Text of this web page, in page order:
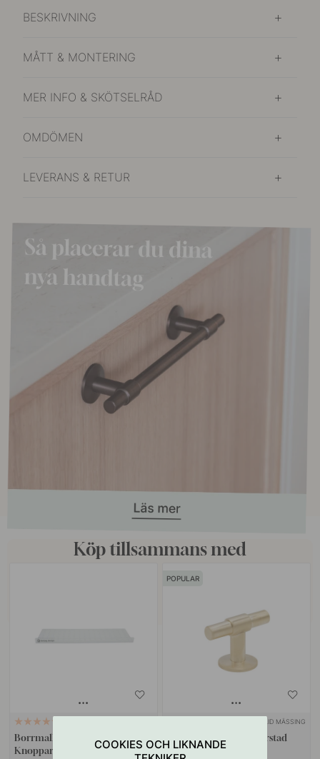
BESKRIVNING
MÅTT & MONTERING
MER INFO & SKÖTSELRÅD
OMDÖMEN
LEVERANS & RETUR
Köp tillsammans med
Borrmall för Handtag &
Knoppar
POPULAR
SOLID MÄSSING
Knopp T Uniform - Borstad
Obehandlad Mässing
COOKIES OCH LIKNANDE